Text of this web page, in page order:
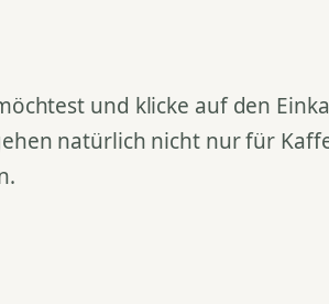
und klicke auf den
natürlich nicht nur für